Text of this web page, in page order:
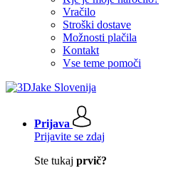
Vračilo
Stroški dostave
Možnosti plačila
Kontakt
Vse teme pomoči
Prijava
Prijavite se zdaj
Ste tukaj prvič?